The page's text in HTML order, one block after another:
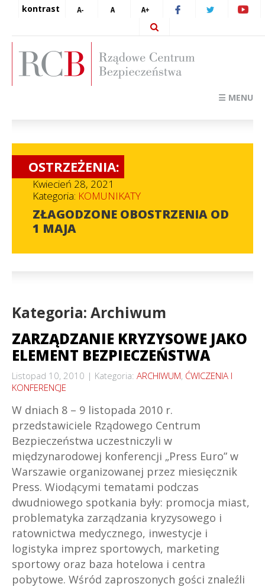
kontrast
☰ MENU
OSTRZEŻENIA:
Kwiecień 28, 2021
Kategoria: KOMUNIKATY
ZŁAGODZONE OBOSTRZENIA OD
1 MAJA
Kategoria: Archiwum
ZARZĄDZANIE KRYZYSOWE JAKO
ELEMENT BEZPIECZEŃSTWA
Listopad 10, 2010 Kategoria: ARCHIWUM, ĆWICZENIA I
KONFERENCJE
W dniach 8 – 9 listopada 2010 r.
przedstawiciele Rządowego Centrum
Bezpieczeństwa uczestniczyli w
międzynarodowej konferencji „Press Euro” w
Warszawie organizowanej przez miesięcznik
Press. Wiodącymi tematami podczas
dwudniowego spotkania były: promocja miast,
problematyka zarządzania kryzysowego i
ratownictwa medycznego, inwestycje i
logistyka imprez sportowych, marketing
sportowy oraz baza hotelowa i centra
pobytowe. Wśród zaproszonych gości znaleźli